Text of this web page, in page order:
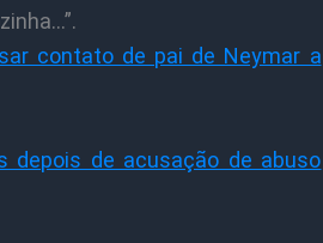
contato de pai de Neymar a
depois de acusação de abuso